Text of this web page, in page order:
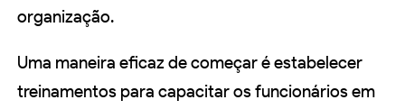
organização.
Uma maneira eficaz de começar é estabelecer
treinamentos para capacitar os funcionários em